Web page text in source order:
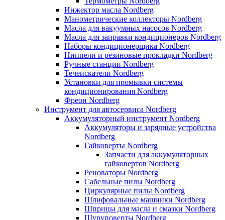
Инжектор масла Nordberg
Манометрические коллекторы Nordberg
Масла для вакуумных насосов Nordberg
Масла для заправки кондиционеров Nordberg
Наборы кондиционерщика Nordberg
Ниппели и резиновые прокладки Nordberg
Ручные станции Nordberg
Течеискатели Nordberg
Установки для промывки системы
кондиционирования Nordberg
Фреон Nordberg
Инструмент для автосервиса Nordberg
Аккумуляторный инструмент Nordberg
Аккумуляторы и зарядные устройства
Nordberg
Гайковерты Nordberg
Запчасти для аккумуляторных
гайковертов Nordberg
Реноваторы Nordberg
Сабельные пилы Nordberg
Циркулярные пилы Nordberg
Шлифовальные машинки Nordberg
Шприцы для масла и смазки Nordberg
Шуруповерты Nordberg